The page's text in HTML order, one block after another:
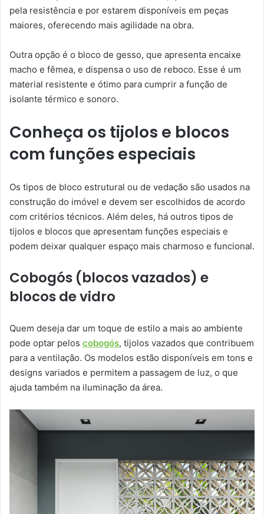
pela resistência e por estarem disponíveis em peças
maiores, oferecendo mais agilidade na obra.
Outra opção é o bloco de gesso, que apresenta encaixe
macho e fêmea, e dispensa o uso de reboco. Esse é um
material resistente e ótimo para cumprir a função de
isolante térmico e sonoro.
Conheça os tijolos e blocos
com funções especiais
Os tipos de bloco estrutural ou de vedação são usados na
construção do imóvel e devem ser escolhidos de acordo
com critérios técnicos. Além deles, há outros tipos de
tijolos e blocos que apresentam funções especiais e
podem deixar qualquer espaço mais charmoso e funcional.
Cobogós (blocos vazados) e
blocos de vidro
Quem deseja dar um toque de estilo a mais ao ambiente
pode optar pelos cobogós, tijolos vazados que contribuem
para a ventilação. Os modelos estão disponíveis em tons e
designs variados e permitem a passagem de luz, o que
ajuda também na iluminação da área.